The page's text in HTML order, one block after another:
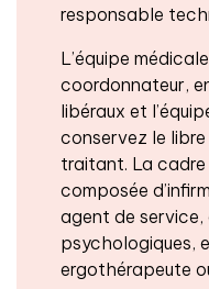
responsable
L’équipe
coordonnateur,
libéraux et
conservez le
traitant. La cadre
composée
agent de
psychologiques,
ergothérapeute